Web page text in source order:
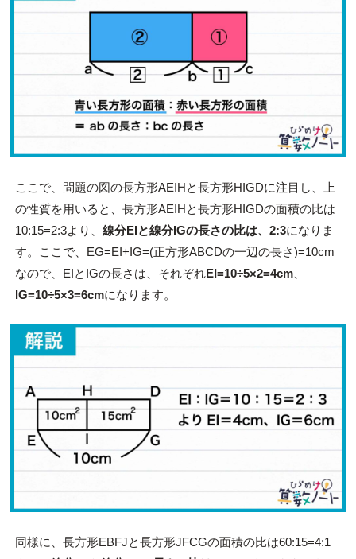
ここで、問題の図の長方形AEIHと長方形HIGDに注目し、上
の性質を用いると、長方形AEIHと長方形HIGDの面積の比は
10:15=2:3より、 線分EIと線分IGの長さの比は、2:3になりま
す。ここで、EG=EI+IG=(正方形ABCDの一辺の長さ)=10cm
なので、EIとIGの長さは、それぞれEI=10÷5×2=4cm、
IG=10÷5×3=6cmになります。
同様に、長方形EBFJと長方形JFCGの面積の比は60:15=4:1